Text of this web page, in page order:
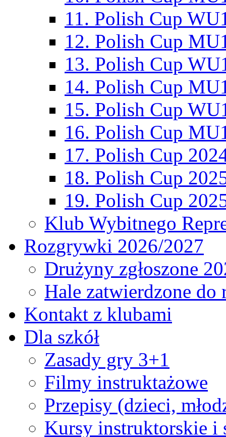
11. Polish Cup
12. Polish Cup
13. Polish Cup
14. Polish Cup
15. Polish Cup
16. Polish Cup
17. Polish Cup
18. Polish Cup
19. Polish Cup
Klub Wybitnego
Rozgrywki 2026/2027
Drużyny zgłoszone
Hale zatwierdzone
Kontakt z klubami
Dla szkół
Zasady gry 3+1
Filmy instruktażowe
Przepisy (dzieci,
Kursy instruktorskie i